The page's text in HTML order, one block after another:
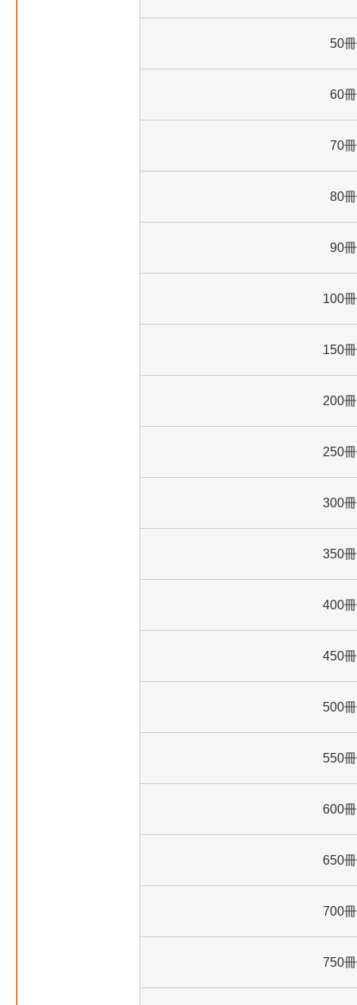
50冊
60冊
70冊
80冊
90冊
100冊
150冊
200冊
250冊
300冊
350冊
400冊
450冊
500冊
550冊
600冊
650冊
700冊
750冊